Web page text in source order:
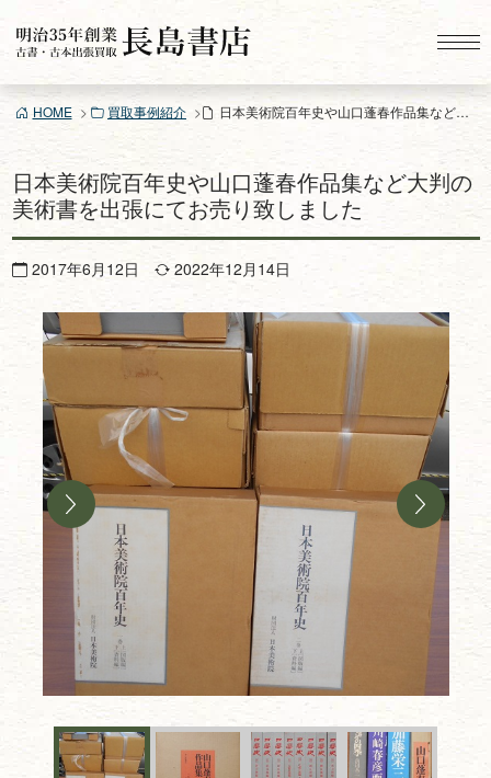
ン
ツ
ス
ッ
HOME 買取事例紹介 日本美術院百年史や山口蓬春作品集など大判の美術書を出張にてお売り致しました
日本美術院百年史や山口蓬春作品集など大判の
美術書を出張にてお売り致しました
2017年6月12日 2022年12月14日